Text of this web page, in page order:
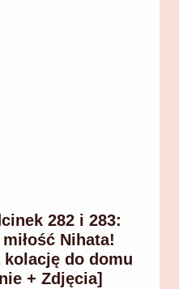
282 i 283:
Nihata!
do domu
+ Zdjęcia]